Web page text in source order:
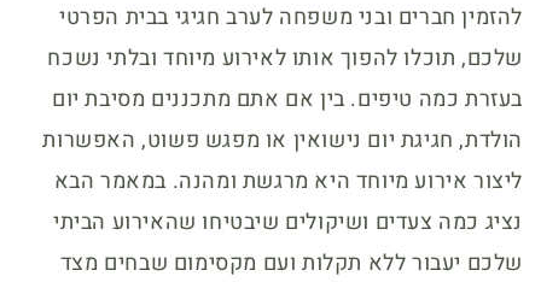
להזמין חברים ובני משפחה לערב חגיגי בבית הפרטי
שלכם, תוכלו להפוך אותו לאירוע מיוחד ובלתי נשכח
בעזרת כמה טיפים. בין אם אתם מתכננים מסיבת יום
הולדת, חגיגת יום נישואין או מפגש פשוט, האפשרות
ליצור אירוע מיוחד היא מרגשת ומהנה. במאמר הבא
נציג כמה צעדים ושיקולים שיבטיחו שהאירוע הביתי
שלכם יעבור ללא תקלות ועם מקסימום שבחים מצד